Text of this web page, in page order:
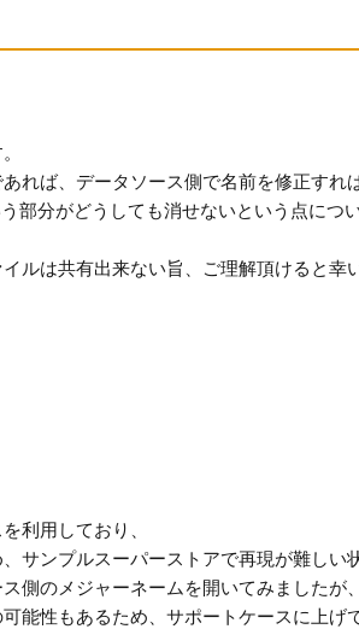
れば、データソース側で名前を修正すれ
分がどうしても消せないという点につい
ルは共有出来ない旨、ご理解頂けると幸
利用しており、
サンプルスーパーストアで再現が難しい
側のメジャーネームを開いてみましたが
能性もあるため、サポートケースに上げ